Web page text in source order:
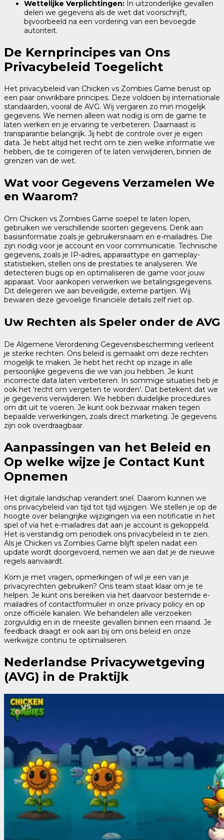
Wettelijke Verplichtingen: In uitzonderlijke gevallen
delen we gegevens als de wet dat voorschrijft,
bijvoorbeeld na een vordering van een bevoegde
autoriteit.
De Kernprincipes van Ons
Privacybeleid Toegelicht
Het privacybeleid van Chicken vs Zombies Game berust op
een paar onwrikbare principes. Deze voldoen bij internationale
standaarden, vooral de AVG. Wij vergaren zo min mogelijk
gegevens. We nemen alleen wat nodig is om de game te
laten werken en je ervaring te verbeteren. Daarnaast is
transparantie belangrijk. Jij hebt de controle over je eigen
data. Je hebt altijd het recht om te zien welke informatie we
hebben, die te corrigeren of te laten verwijderen, binnen de
grenzen van de wet.
Wat voor Gegevens Verzamelen We
en Waarom?
Om Chicken vs Zombies Game soepel te laten lopen,
gebruiken we verschillende soorten gegevens. Denk aan
basisinformatie zoals je gebruikersnaam en e-mailadres. Die
zijn nodig voor je account en voor communicatie. Technische
gegevens, zoals je IP-adres, apparaattype en gameplay-
statistieken, stellen ons de prestaties te analyseren. We
detecteren bugs op en optimaliseren de game voor jouw
apparaat. Voor aankopen verwerken we betalingsgegevens.
Dit delegeren we aan beveiligde, externe partijen. Wij
bewaren deze gevoelige financiële details zelf niet op.
Uw Rechten als Speler onder de AVG
De Algemene Verordening Gegevensbescherming verleent
je sterke rechten. Ons beleid is gemaakt om deze rechten
mogelijk te maken. Je hebt het recht op inzage in alle
persoonlijke gegevens die we van jou hebben. Je kunt
incorrecte data laten verbeteren. In sommige situaties heb je
ook het ‘recht om vergeten te worden’. Dat betekent dat we
je gegevens verwijderen. We hebben duidelijke procedures
om dit uit te voeren. Je kunt ook bezwaar maken tegen
bepaalde verwerkingen, zoals direct marketing. Je gegevens
zijn ook overdraagbaar.
Aanpassingen van het Beleid en
Op welke wijze je Contact Kunt
Opnemen
Het digitale landschap verandert snel. Daarom kunnen we
ons privacybeleid van tijd tot tijd wijzigen. We stellen je op de
hoogte over belangrijke wijzigingen via een notificatie in het
spel of via het e-mailadres dat aan je account is gekoppeld.
Het is verstandig om periodiek ons privacybeleid in te zien.
Als je Chicken vs Zombies Game blijft spelen nadat een
update wordt doorgevoerd, nemen we aan dat je de nieuwe
regels aanvaardt.
Kom je met vragen, opmerkingen of wil je een van je
privacyrechten gebruiken? Ons team staat klaar om je te
helpen. Je kunt ons bereiken via het daarvoor bestemde e-
mailadres of contactformulier in onze privacy policy en op
onze officiële kanalen. We behandelen alle verzoeken
zorgvuldig en in de meeste gevallen binnen een maand. Je
feedback draagt er ook aan bij om ons beleid en onze
werkwijze continu te optimaliseren.
Nederlandse Privacywetgeving
(AVG) in de Praktijk